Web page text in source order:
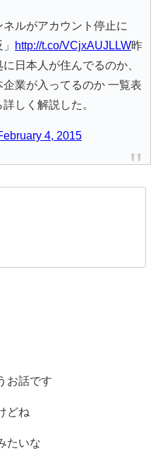
ネルがアカウント停止に
http://t.co/VCjxAUJLLW昨
日本人が住んでるのか、
業が入ってるのか 一覧表
しく解説した。
4, 2015
お話です
どね
たいな